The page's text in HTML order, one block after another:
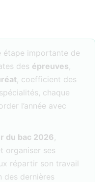
étape importante de
des épreuves,
, coefficient des
chaque
l’année avec
du bac 2026,
organiser ses
répartir son travail
des dernières